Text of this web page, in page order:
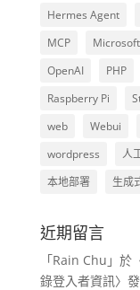
Hermes Agent
MCP
Microsoft
OpenAI
PHP
Raspberry Pi
web
Webui
wordpress
人
本地部署
生成
近期留言
「Rain Chu 」於
錄登入者資訊〉